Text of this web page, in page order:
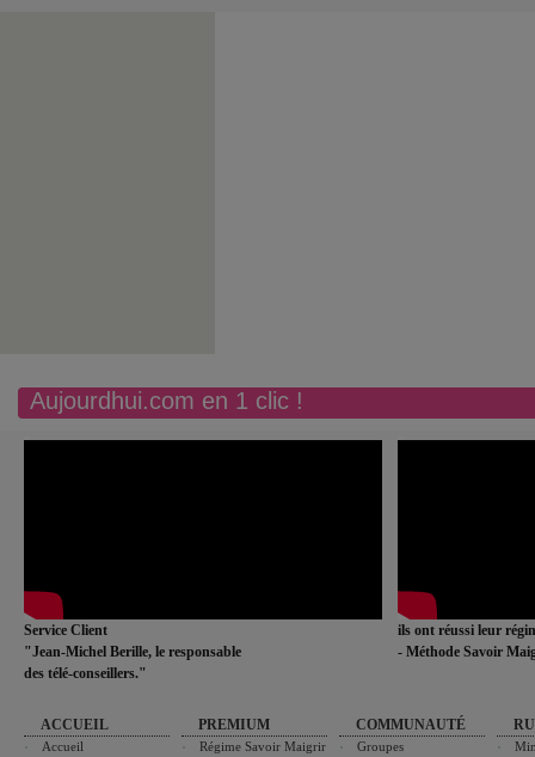
Aujourdhui.com en 1 clic !
Service Client
"Jean-Michel Berille, le responsable
des télé-conseillers."
ils ont réussi leur
- Méthode Savoir
ACCUEIL
Accueil
PREMIUM
Régime Savoir Maigrir
COMMUNAUTÉ
Groupes